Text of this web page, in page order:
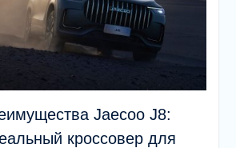
Jaecoo J8:
кроссовер для